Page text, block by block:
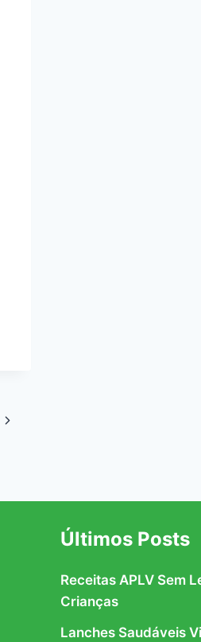
Página
Últimos Posts
Receitas APLV Sem
Crianças
Lanches Saudáveis